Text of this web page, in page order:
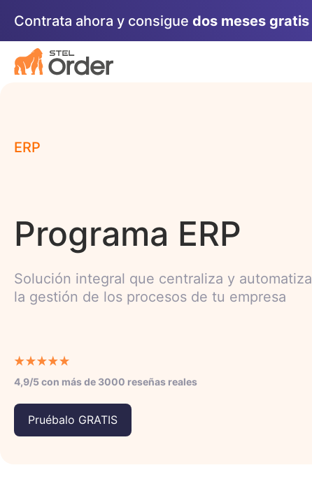
contenido
Contrata ahora y consigue dos meses gratis
ERP
Programa ERP
Solución integral que centraliza y automatiza
la gestión de los procesos de tu empresa
4,9/5 con más de 3000 reseñas reales
Pruébalo GRATIS